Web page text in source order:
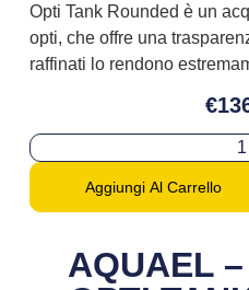
Opti Tank Rounded è un
opti, che offre una
raffinati lo rendono
€
Aggiungi Al Carrello
AQUAEL